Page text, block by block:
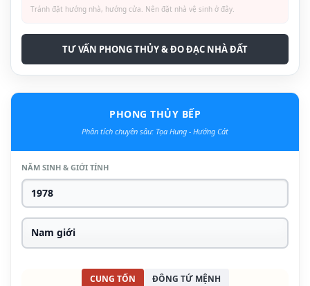
Tránh đặt hướng nhà, hướng cửa. Nên đặt nhà vệ sinh ở đây.
TƯ VẤN PHONG THỦY & ĐO ĐẠC NHÀ ĐẤT
PHONG THỦY BẾP
Phân tích chuyên sâu: Tọa Hung - Hướng Cát
NĂM SINH & GIỚI TÍNH
CUNG TỐN ĐÔNG TỨ MỆNH